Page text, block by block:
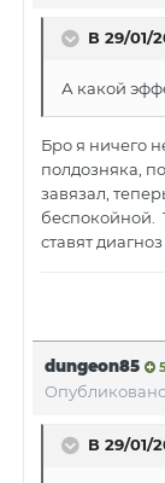
В 29/01/
А какой
Бро я ничего
полдозняка,
завязал,
беспокойной.
ставят
dungeon85
В 29/01/